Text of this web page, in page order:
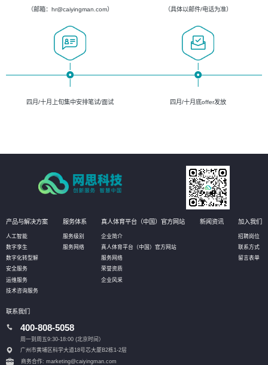
（邮箱：hr@caiyingman.com） （具体以邮件/电话为准）
四月/十月上旬集中安排笔试/面试 四月/十月底offer发放
产品与解决方案
人工智能
数字孪生
数字化转型解
安全服务
运维服务
技术咨询服务
服务体系
服务级别
服务网络
真人体育平台（中国）官方网站
企业简介
真人体育平台（中国）官方网站
服务网络
荣誉资质
企业风采
新闻资讯 加入我们
招聘岗位
联系方式
留言表单
联系我们
400-808-5058
周一到周五9:30-18:00 (北京时间）
广州市黄埔区科学大道18号芯大厦B2栋1-2层
商务合作: marketing@caiyingman.com